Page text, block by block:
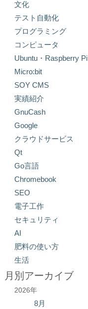
文化
テスト自動化
プログラミング
コンピュータ
Ubuntu・Raspberry Pi
Micro:bit
SOY CMS
実績紹介
GnuCash
Google
クラウドサービス
Qt
Go言語
Chromebook
SEO
電子工作
セキュリティ
AI
肥料の使い方
生活
月別アーカイブ
2026年
8月